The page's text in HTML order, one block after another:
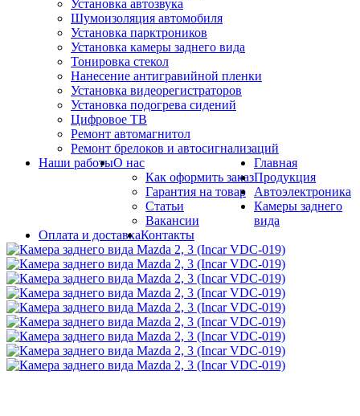
Установка автозвука
Шумоизоляция автомобиля
Установка парктроников
Установка камеры заднего вида
Тонировка стекол
Нанесение антигравийной пленки
Установка видеорегистраторов
Установка подогрева сидений
Цифровое ТВ
Ремонт автомагнитол
Ремонт брелоков и автосигнализаций
Наши работыО нас
Как оформить заказ
Гарантия на товар
Статьи
Вакансии
Оплата и доставкаКонтакты
Главная
Продукция
Автоэлектроника
Камеры заднего
вида